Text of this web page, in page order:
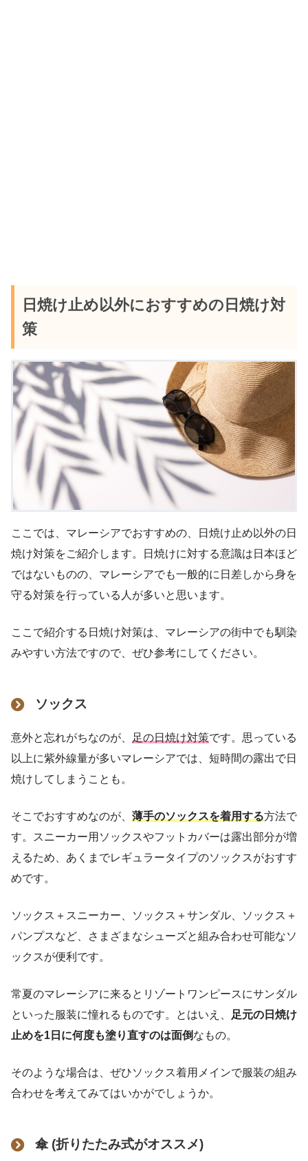
日焼け止め以外におすすめの日焼け対
策
ここでは、マレーシアでおすすめの、日焼け止め以外の日
焼け対策をご紹介します。日焼けに対する意識は日本ほど
ではないものの、マレーシアでも一般的に日差しから身を
守る対策を行っている人が多いと思います。
ここで紹介する日焼け対策は、マレーシアの街中でも馴染
みやすい方法ですので、ぜひ参考にしてください。
ソックス
意外と忘れがちなのが、 足の日焼け対策です。思っている
以上に紫外線量が多いマレーシアでは、短時間の露出で日
焼けしてしまうことも。
そこでおすすめなのが、 薄手のソックスを着用する方法で
す。スニーカー用ソックスやフットカバーは露出部分が増
えるため、あくまでレギュラータイプのソックスがおすす
めです。
ソックス＋スニーカー、ソックス＋サンダル、ソックス＋
パンプスなど、さまざまなシューズと組み合わせ可能なソ
ックスが便利です。
常夏のマレーシアに来るとリゾートワンピースにサンダル
といった服装に憧れるものです。とはいえ、
足元の日焼け
止めを1日に何度も塗り直すのは面倒なもの。
そのような場合は、ぜひソックス着用メインで服装の組み
合わせを考えてみてはいかがでしょうか。
傘 (折りたたみ式がオススメ)